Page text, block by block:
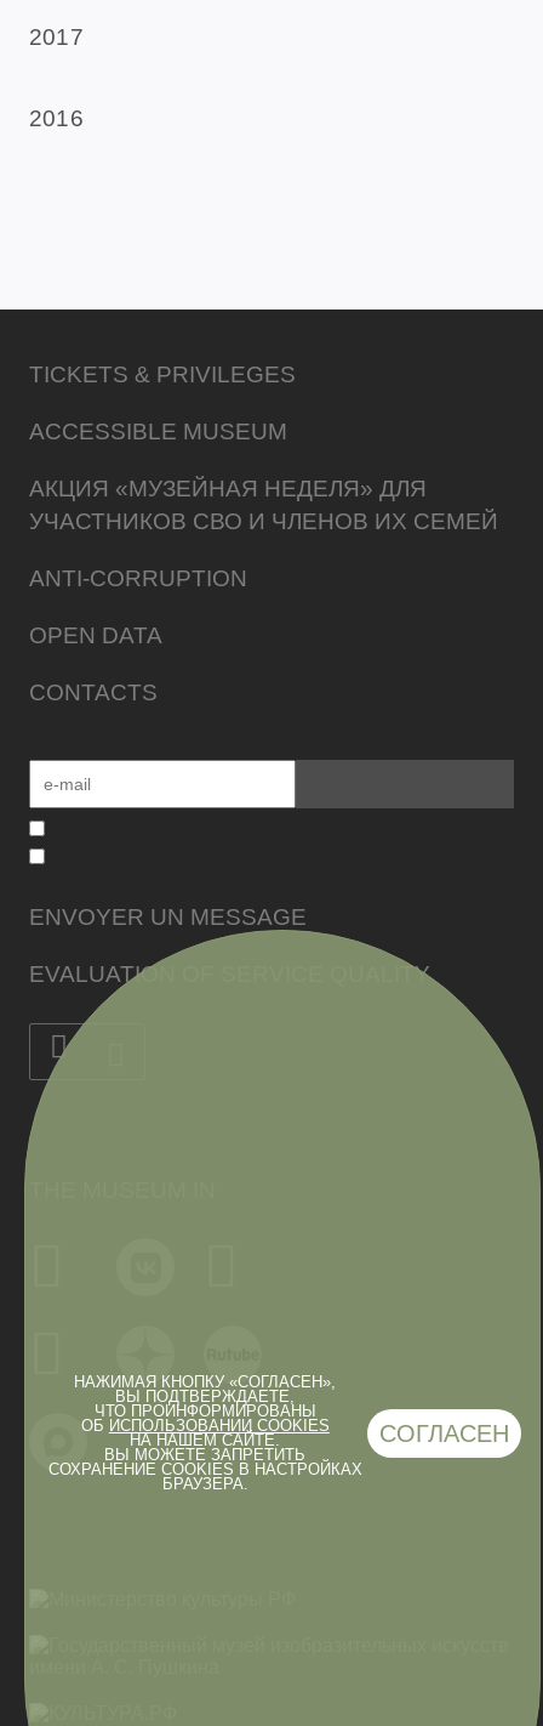
2017
2016
НАЖИМАЯ КНОПКУ «СОГЛАСЕН»,
ВЫ ПОДТВЕРЖДАЕТЕ,
ЧТО ПРОИНФОРМИРОВАНЫ
ОБ ИСПОЛЬЗОВАНИИ COOKIES
НА НАШЕМ САЙТЕ.
ВЫ МОЖЕТЕ ЗАПРЕТИТЬ
СОХРАНЕНИЕ COOKIES В НАСТРОЙКАХ
БРАУЗЕРА.
СОГЛАСЕН
TICKETS & PRIVILEGES
ACCESSIBLE MUSEUM
АКЦИЯ «МУЗЕЙНАЯ НЕДЕЛЯ» ДЛЯ
УЧАСТНИКОВ СВО И ЧЛЕНОВ ИХ СЕМЕЙ
ANTI-CORRUPTION
OPEN DATA
CONTACTS
ENVOYER UN MESSAGE
EVALUATION OF SERVICE QUALITY